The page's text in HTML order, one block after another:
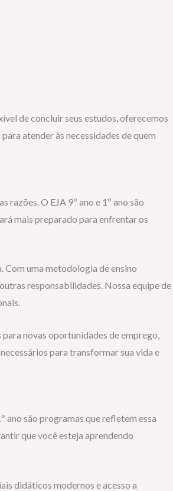
de concluir seus estudos, oferecemos
atender às necessidades de quem
O EJA 9º ano e 1º ano são
mais preparado para enfrentar os
Com uma metodologia de ensino
responsabilidades. Nossa equipe de
novas oportunidades de emprego,
para transformar sua vida e
ano são programas que refletem essa
que você esteja aprendendo
didáticos modernos e acesso a